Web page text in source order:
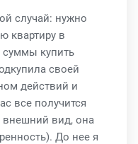
случай: нужно
квартиру в
суммы купить
своей
действий и
все получится
внешний вид, она
До нее я